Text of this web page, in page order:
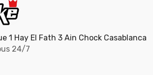
1 Hay El Fath 3 Ain Chock Casablanca
24/7